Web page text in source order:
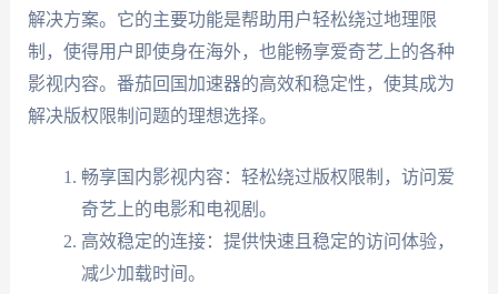
解决方案。它的主要功能是帮助用户轻松绕过地理限
制，使得用户即使身在海外，也能畅享爱奇艺上的各种
影视内容。番茄回国加速器的高效和稳定性，使其成为
解决版权限制问题的理想选择。
畅享国内影视内容：轻松绕过版权限制，访问爱
奇艺上的电影和电视剧。
高效稳定的连接：提供快速且稳定的访问体验，
减少加载时间。